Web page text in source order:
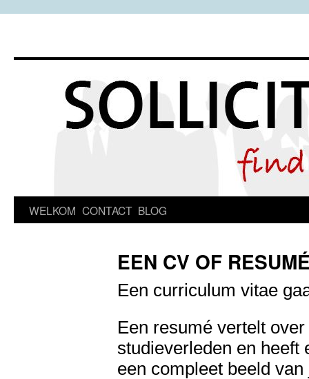
Spring
WELKOM CONTACT BLOG
EEN CV OF
Een curriculum vitae
Een resumé vertelt
studieverleden en
een compleet beeld